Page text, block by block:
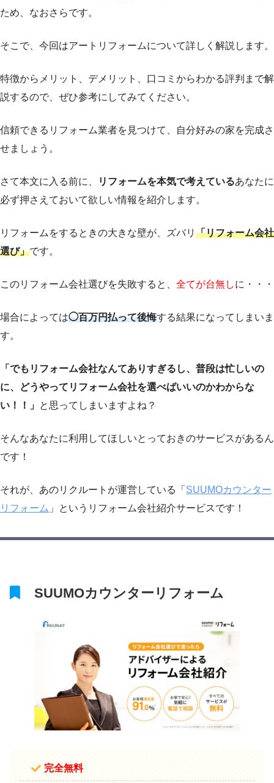
ため、なおさらです。
そこで、今回はアートリフォームについて詳しく解説します。
特徴からメリット、デメリット、口コミからわかる評判まで解
説するので、ぜひ参考にしてみてください。
信頼できるリフォーム業者を見つけて、自分好みの家を完成さ
せましょう。
さて本文に入る前に、 リフォームを本気で考えているあなたに
必ず押さえておいて欲しい情報を紹介します。
リフォームをするときの大きな壁が、ズバリ 「リフォーム会社
選び」です。
このリフォーム会社選びを失敗すると、 全てが台無しに・・・
場合によっては◯百万円払って後悔する結果になってしまいま
す。
「でもリフォーム会社なんてありすぎるし、普段は忙しいの
に、どうやってリフォーム会社を選べばいいのかわからな
い！！」 と思ってしまいますよね？
そんなあなたに利用してほしいとっておきのサービスがあるん
です！
それが、あのリクルートが運営している「 SUUMOカウンター
リフォーム 」というリフォーム会社紹介サービスです！
SUUMOカウンターリフォーム
完全無料